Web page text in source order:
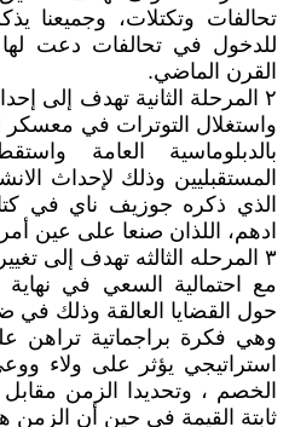
تحالفات وتكتلات،
للدخول في تحالفات دعت لها
القرن الماضي.
٢ المرحلة الثانية تهدف إلى
واستغلال التوترات في
بالدبلوماسية العامة
المستقبليين وذلك لإحداث
الذي ذكره جوزيف ناي في
ادهم، اللذان صنعا على عين
٣ المرحله الثالثه تهدف إلى
مع احتمالية السعي في
حول القضايا العالقة وذلك في
وهي فكرة براجماتية تراهن
استراتيجي يؤثر على ولاء
الخصم ، وتحديدا الزمن مقابل
ثابتة القيمة في حين أن الزمن